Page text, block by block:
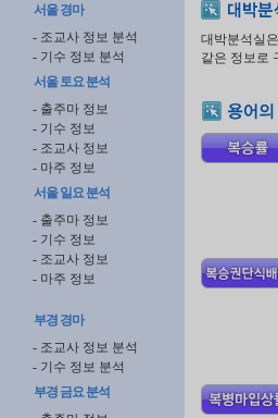
서울 경마
- 조교사 정보 분석
- 기수 정보 분석
서울 토요 분석
- 출주마 정보
- 기수 정보
- 조교사 정보
- 마주 정보
서울 일요 분석
- 출주마 정보
- 기수 정보
- 조교사 정보
- 마주 정보
부경 경마
- 조교사 정보 분석
- 기수 정보 분석
부경 금요 분석
대박분석실
같은 정보로